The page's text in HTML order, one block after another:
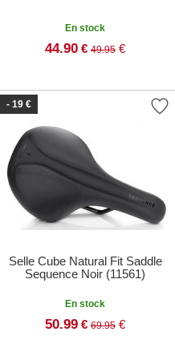
En stock
44.90 € 49.95 €
- 19 €
Selle Cube Natural Fit Saddle
Sequence Noir (11561)
En stock
50.99 € 69.95 €